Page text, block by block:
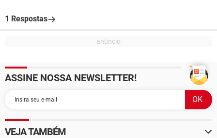
1 Respostas
ASSINE NOSSA NEWSLETTER!
VEJA TAMBÉM